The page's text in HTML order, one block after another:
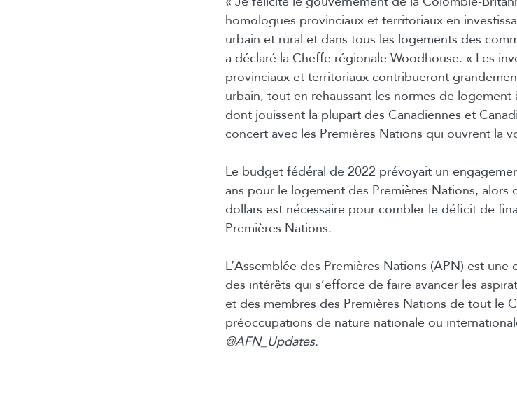
homologues provinciaux et territoriaux en
urbain et rural et dans tous les logements des
a déclaré la Cheffe régionale Woodhouse. « Les
provinciaux et territoriaux contribueront
urbain, tout en rehaussant les normes de logement
dont jouissent la plupart des Canadiennes et
concert avec les Premières Nations qui ouvrent la
Le budget fédéral de 2022 prévoyait un
ans pour le logement des Premières Nations, alors
dollars est nécessaire pour combler le déficit de
Premières Nations.
L’Assemblée des Premières Nations (APN) est
des intérêts qui s’efforce de faire avancer les
et des membres des Premières Nations de tout le
préoccupations de nature nationale ou
@AFN_Updates.